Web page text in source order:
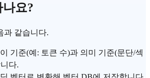
요?
과 같습니다.
기준(예: 토큰 수)과 의미 기준(문단/섹
다.